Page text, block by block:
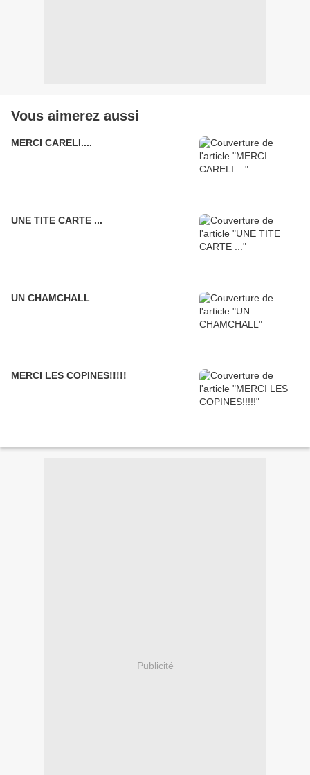
Vous aimerez aussi
MERCI CARELI....
UNE TITE CARTE ...
UN CHAMCHALL
MERCI LES COPINES!!!!!
Publicité